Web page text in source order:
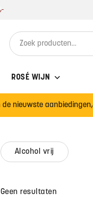
Search for:
ROSÉ WIJN
nieuwste
alcohol vrij
Geen resultaten